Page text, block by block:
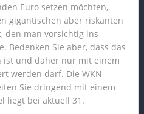
Euro setzen möchten,
gigantischen aber riskanten
den man vorsichtig ins
Bedenken Sie aber, dass das
ist und daher nur mit einem
werden darf. Die WKN
Sie dringend mit einem
liegt bei aktuell 31.